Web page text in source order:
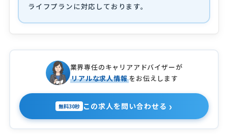
ライフプランに対応しております。
業界専任のキャリアアドバイザーが
リアルな求人情報をお伝えします
無料30秒 この求人を問い合わせる ›